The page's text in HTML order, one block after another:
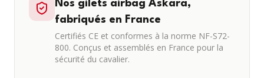
Nos gilets airbag Askara,
fabriqués en France
Certifiés CE et conformes à la norme NF-S72-
800. Conçus et assemblés en France pour la
sécurité du cavalier.